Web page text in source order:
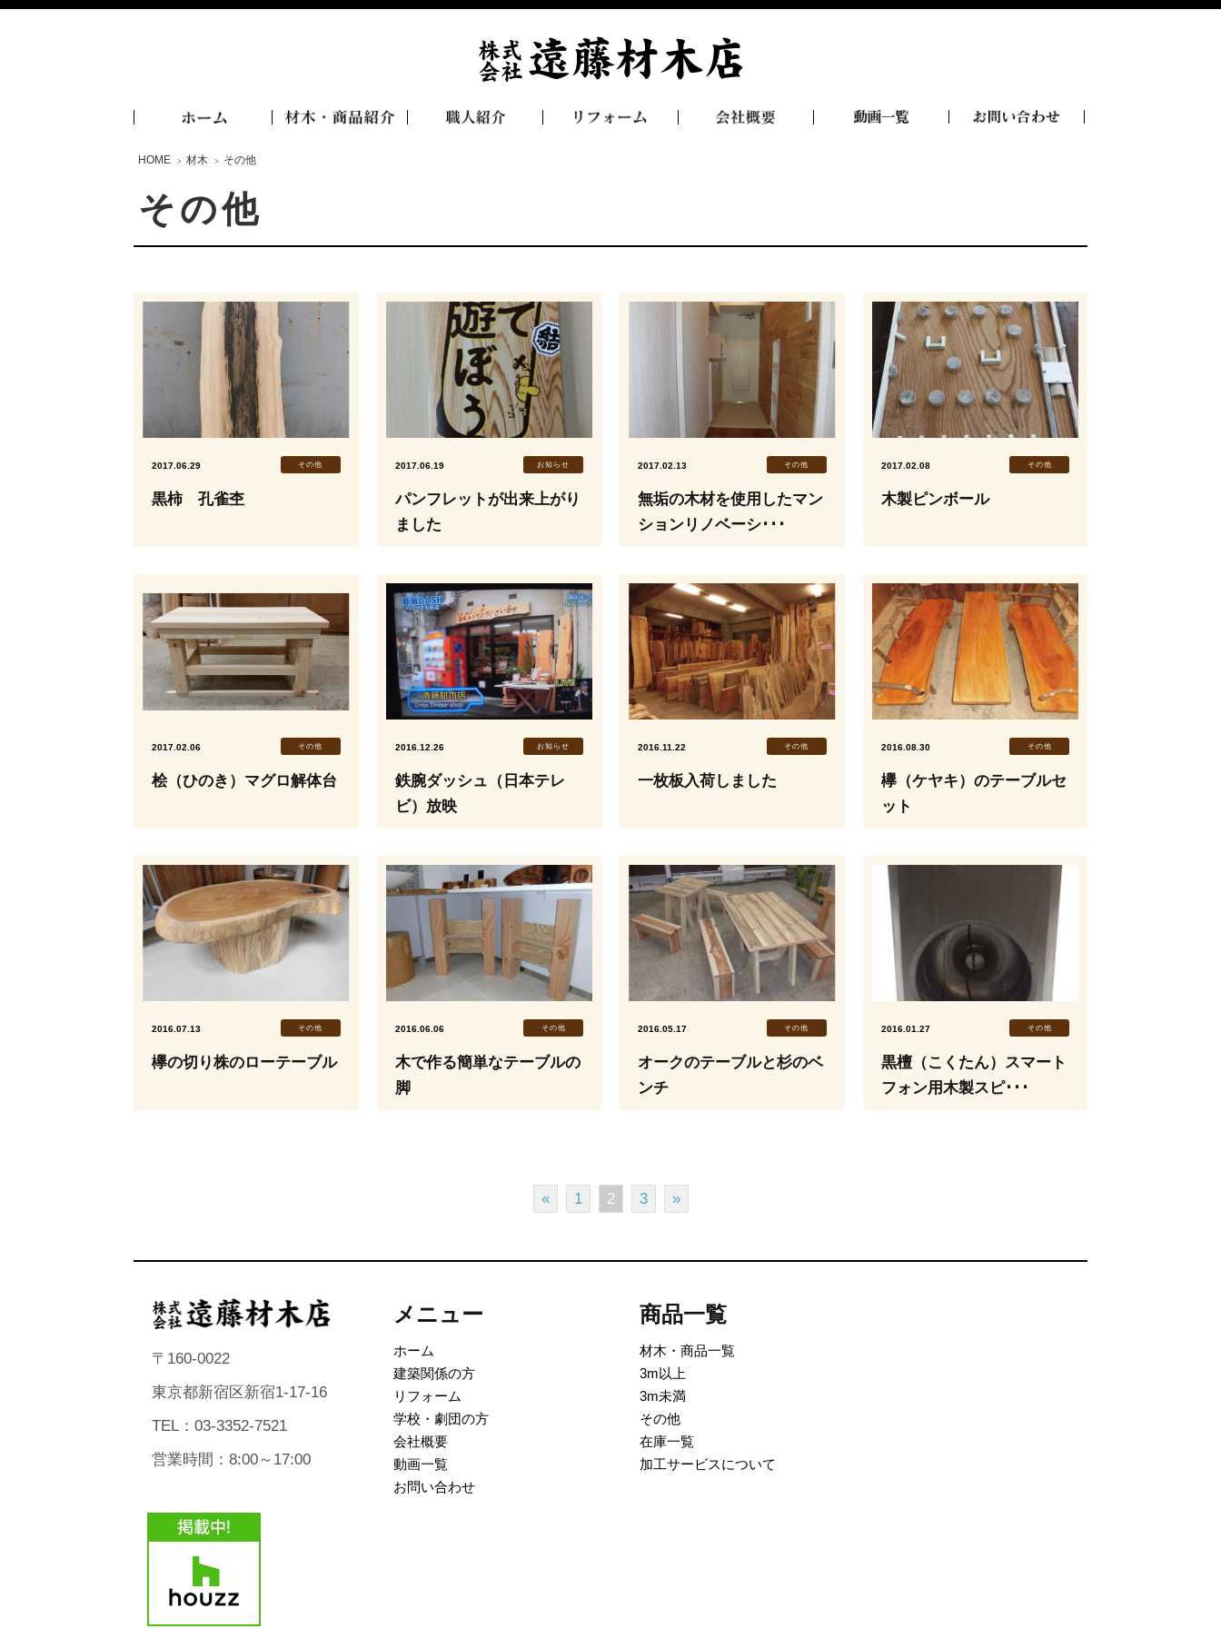
HOME > 材木 > その他
その他
その他
2017.06.29
黒柿 孔雀杢
お知らせ
2017.06.19
パンフレットが出来上がり
ました
その他
2017.02.13
無垢の木材を使用したマン
ションリノベーシ･･･
その他
2017.02.08
木製ピンボール
その他
2017.02.06
桧（ひのき）マグロ解体台
お知らせ
2016.12.26
鉄腕ダッシュ（日本テレ
ビ）放映
その他
2016.11.22
一枚板入荷しました
その他
2016.08.30
欅（ケヤキ）のテーブルセ
ット
その他
2016.07.13
欅の切り株のローテーブル
その他
2016.06.06
木で作る簡単なテーブルの
脚
その他
2016.05.17
オークのテーブルと杉のベ
ンチ
その他
2016.01.27
黒檀（こくたん）スマート
フォン用木製スピ･･･
« 1 2 3 »
〒160-0022
東京都新宿区新宿1-17-16
TEL：03-3352-7521
営業時間：8:00～17:00
メニュー
ホーム
建築関係の方
リフォーム
学校・劇団の方
会社概要
動画一覧
お問い合わせ
商品一覧
材木・商品一覧
3m以上
3m未満
その他
在庫一覧
加工サービスについて